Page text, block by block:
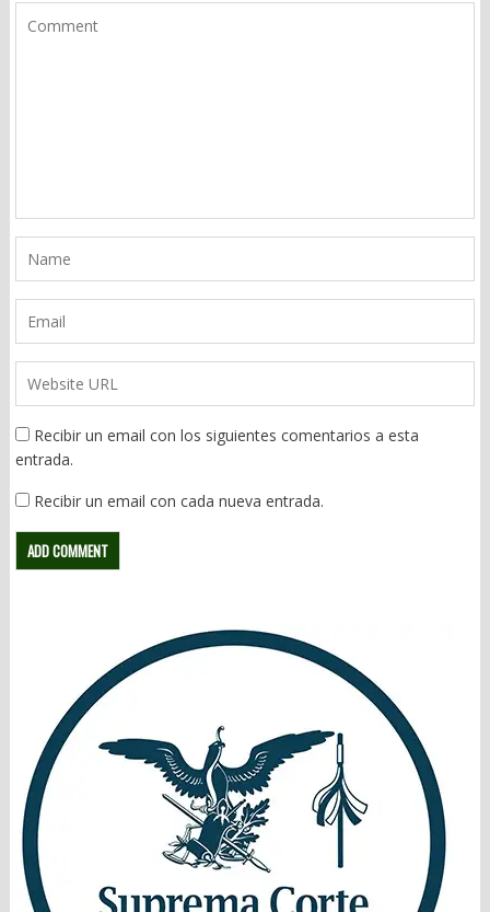
Recibir un email con los siguientes comentarios a esta
entrada.
Recibir un email con cada nueva entrada.